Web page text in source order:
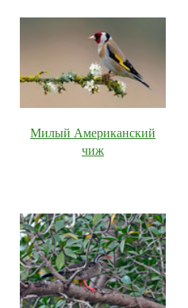
Милый Американский
чиж